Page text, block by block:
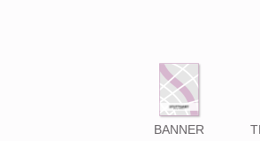
BANNER